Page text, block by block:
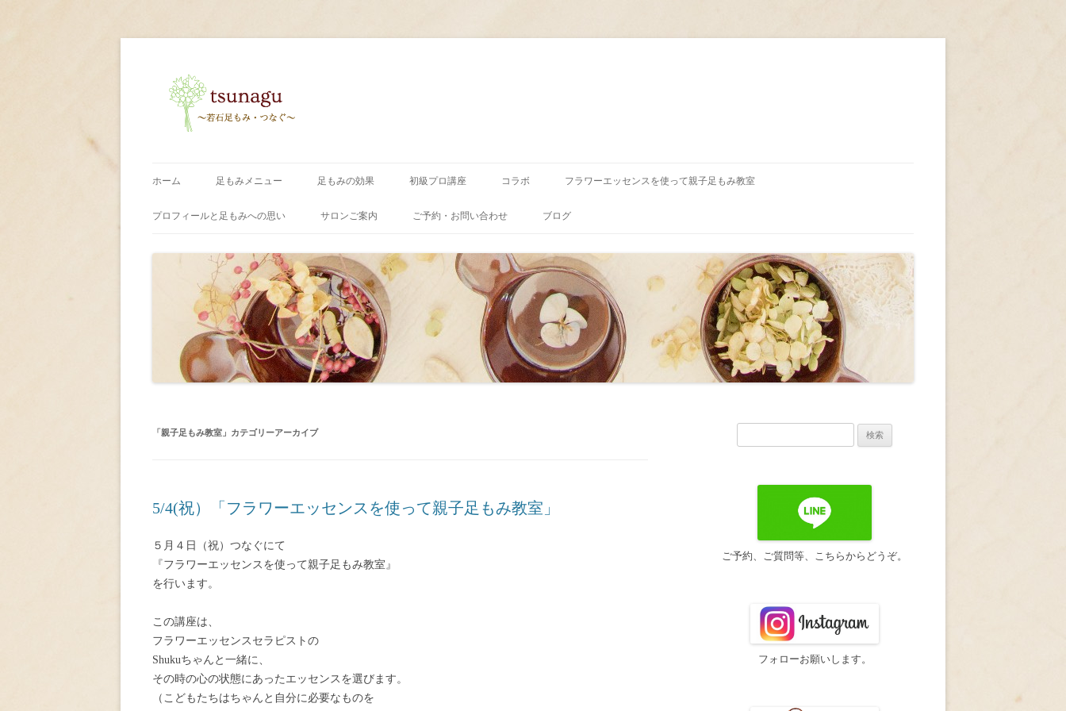
ツ
ッ
プ
ホーム 足もみメニュー 足もみの効果 初級プロ講座 コラボ フラワーエッセンスを使って親子足もみ教室
プロフィールと足もみへの思い サロンご案内 ご予約・お問い合わせ ブログ
「 親子足もみ教室 」カテゴリーアーカイブ
5/4(祝）「フラワーエッセンスを使って親子足もみ教室」
５月４日（祝）つなぐにて
『フラワーエッセンスを使って親子足もみ教室』
を行います。
この講座は、
フラワーエッセンスセラピストの
Shukuちゃんと一緒に、
その時の心の状態にあったエッセンスを選びます。
（こどもたちはちゃんと自分に必要なものを
ご予約、ご質問等、こちらからどうぞ。
フォローお願いします。